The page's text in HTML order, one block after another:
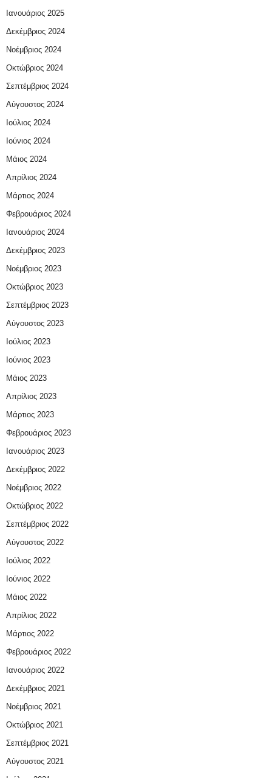
Ιανουάριος 2025
Δεκέμβριος 2024
Νοέμβριος 2024
Οκτώβριος 2024
Σεπτέμβριος 2024
Αύγουστος 2024
Ιούλιος 2024
Ιούνιος 2024
Μάιος 2024
Απρίλιος 2024
Μάρτιος 2024
Φεβρουάριος 2024
Ιανουάριος 2024
Δεκέμβριος 2023
Νοέμβριος 2023
Οκτώβριος 2023
Σεπτέμβριος 2023
Αύγουστος 2023
Ιούλιος 2023
Ιούνιος 2023
Μάιος 2023
Απρίλιος 2023
Μάρτιος 2023
Φεβρουάριος 2023
Ιανουάριος 2023
Δεκέμβριος 2022
Νοέμβριος 2022
Οκτώβριος 2022
Σεπτέμβριος 2022
Αύγουστος 2022
Ιούλιος 2022
Ιούνιος 2022
Μάιος 2022
Απρίλιος 2022
Μάρτιος 2022
Φεβρουάριος 2022
Ιανουάριος 2022
Δεκέμβριος 2021
Νοέμβριος 2021
Οκτώβριος 2021
Σεπτέμβριος 2021
Αύγουστος 2021